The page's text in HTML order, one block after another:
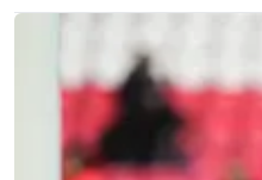
En effet... l'OL vient de
Par contre... il a bien
passé si c'était John
dossier.